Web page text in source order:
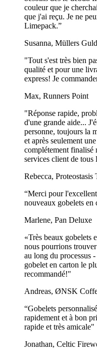
couleur que je
que j'ai reçu. Je ne
Limepack.”
Susanna, Müllers
"Tout s'est très bien
qualité et pour une
express! Je
Max, Runners Point
"Réponse rapide,
d'une grande aide...
personne, toujours la
et après seulement
complétement
services client de tous
Rebecca, Proteostasis
“Merci pour
nouveaux gobelets en
Marlene, Pan Deluxe
«Très beaux gobelets
nous pourrions
au long du processus
gobelet en carton le
recommandé!"
Andreas, ØNSK
“Gobelets
rapidement et à bon
rapide et très amicale"
Jonathan, Celtic